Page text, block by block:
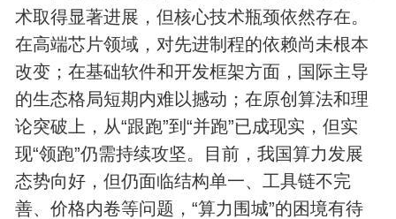
术取得显著进展，但核心技术瓶颈依然存在。
在高端芯片领域，对先进制程的依赖尚未根本
改变；在基础软件和开发框架方面，国际主导
的生态格局短期内难以撼动；在原创算法和理
论突破上，从“跟跑”到“并跑”已成现实，但实
现“领跑”仍需持续攻坚。目前，我国算力发展
态势向好，但仍面临结构单一、工具链不完
善、价格内卷等问题，“算力围城”的困境有待